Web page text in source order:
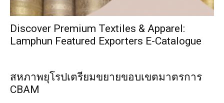
Discover Premium Textiles & Apparel:
Lamphun Featured Exporters E-Catalogue
สหภาพยุโรปเตรียมขยายขอบเขตมาตรการ
CBAM